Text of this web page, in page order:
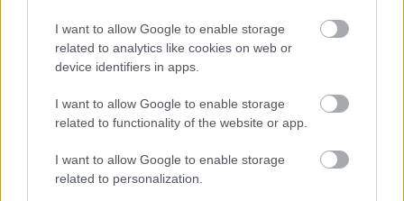
I want to allow Google to enable storage
related to analytics like cookies on web or
device identifiers in apps.
I want to allow Google to enable storage
related to functionality of the website or app.
I want to allow Google to enable storage
related to personalization.
Epokit Drive
@Brendel Mátyás: "Miért használ antropomorf
képeket, ha az még szerinted is téves?"
Már százszor mondtam (kisfiam :)), hogy Istenről
beszélni rohadt nehéz. De muszáj, úgy tűnik, és